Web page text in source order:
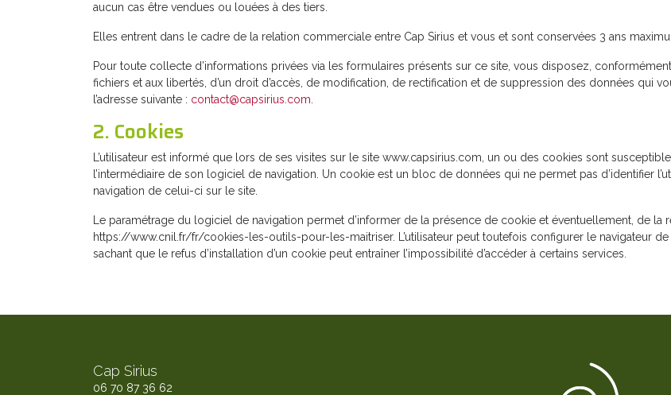
aucun cas être vendues ou louées à des tiers.
Elles entrent dans le cadre de la relation commerciale entre Cap Sirius et vous et sont conservées 3 ans
Pour toute collecte d’informations privées via les formulaires présents sur ce site, vous disposez,
fichiers et aux libertés, d’un droit d’accès, de modification, de rectification et de suppression des données qui
l’adresse suivante : contact@capsirius.com
2. Cookies
L’utilisateur est informé que lors de ses visites sur le site www.capsirius.com, un ou des cookies sont
l’intermédiaire de son logiciel de navigation. Un cookie est un bloc de données qui ne permet pas d’identifier
navigation de celui-ci sur le site.
Le paramétrage du logiciel de navigation permet d’informer de la présence de cookie et éventuellement, de la
https://www.cnil.fr/fr/cookies-les-outils-pour-les-maitriser. L’utilisateur peut toutefois configurer le navigateur
sachant que le refus d’installation d’un cookie peut entraîner l’impossibilité d’accéder à certains services.
Cap Sirius
06 70 87 36 62